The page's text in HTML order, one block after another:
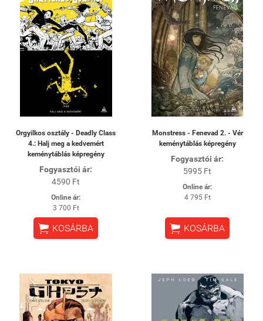
Orgyilkos osztály - Deadly Class
4.: Halj meg a kedvemért
keménytáblás képregény
Fogyasztói ár:
4590 Ft
Online ár:
3 700 Ft
 KOSÁRBA
Monstress - Fenevad 2. - Vér
keménytáblás képregény
Fogyasztói ár:
5995 Ft
Online ár:
4 795 Ft
 KOSÁRBA